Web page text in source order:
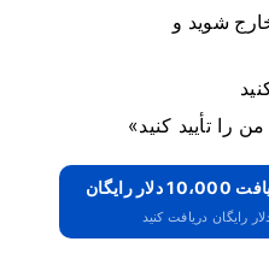
شوید و
را تأیید کنید»